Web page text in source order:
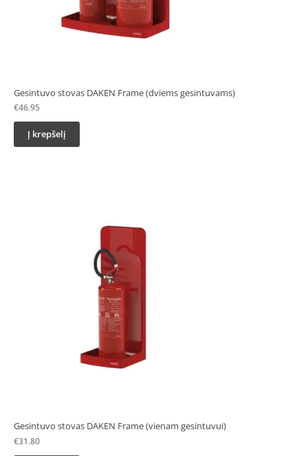
Gesintuvo stovas DAKEN Frame (dviems gesintuvams)
€46.95
Į krepšelį
Gesintuvo stovas DAKEN Frame (vienam gesintuvui)
€31.80